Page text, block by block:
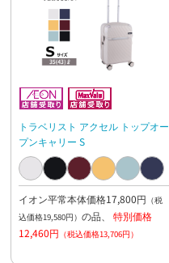
トラベリスト アクセル トップオー
プンキャリー S
イオン平常本体価格17,800円 （税
込価格19,580円） の品、 特別価格
12,460円 （税込価格13,706円）